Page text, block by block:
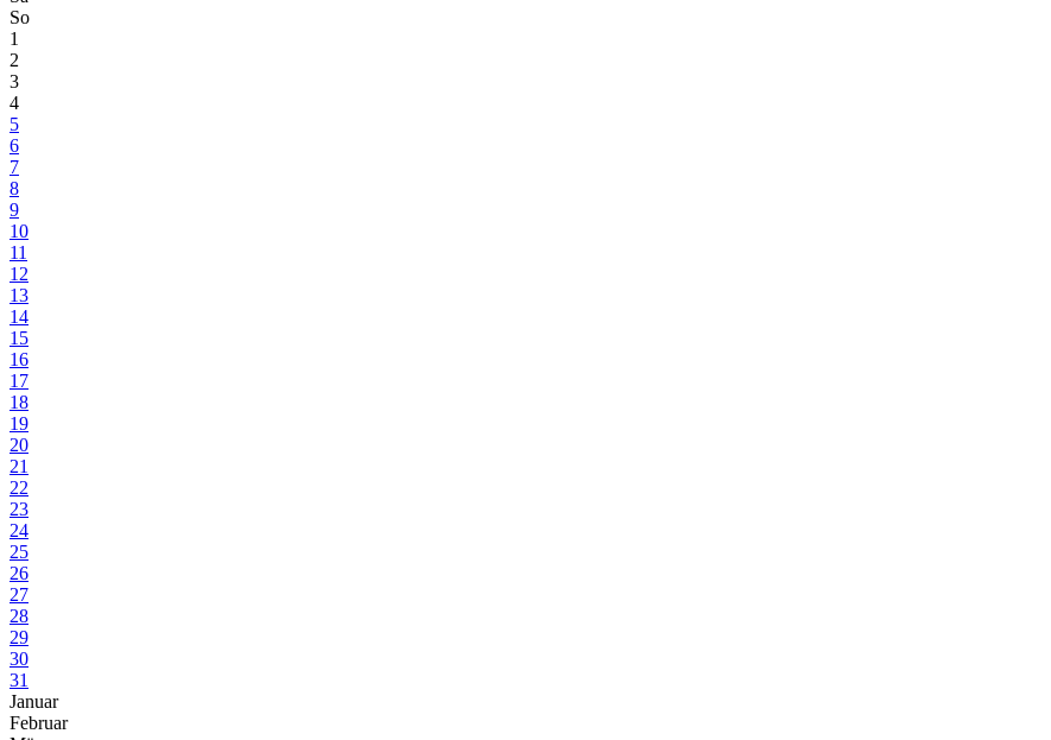
So
1
2
3
4
5
6
7
8
9
10
11
12
13
14
15
16
17
18
19
20
21
22
23
24
25
26
27
28
29
30
31
Januar
Februar